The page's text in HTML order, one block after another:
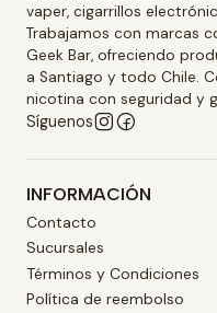
vaper, cigarrillos
Trabajamos con marcas
Geek Bar, ofreciendo
a Santiago y todo Chile.
nicotina con seguridad y
Síguenos
INFORMACIÓN
Contacto
Sucursales
Términos y Condiciones
Política de reembolso